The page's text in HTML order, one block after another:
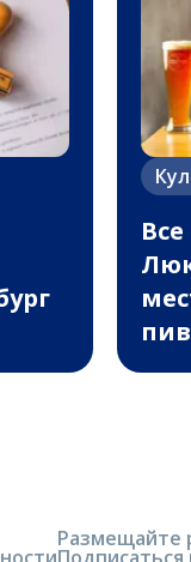
Размещайте